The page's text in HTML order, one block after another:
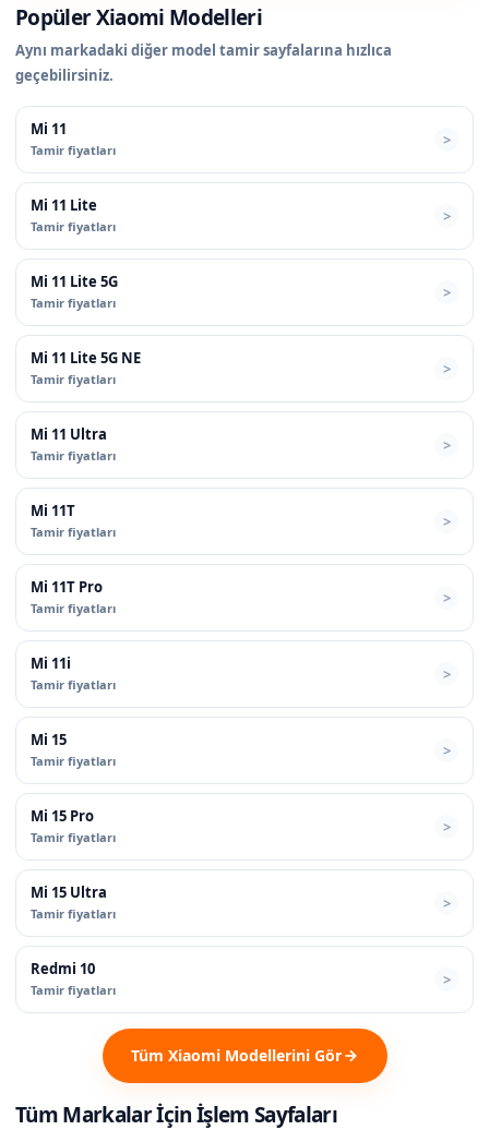
Popüler Xiaomi Modelleri
Aynı markadaki diğer model tamir sayfalarına hızlıca
geçebilirsiniz.
Mi 11
Tamir fiyatları
Mi 11 Lite
Tamir fiyatları
Mi 11 Lite 5G
Tamir fiyatları
Mi 11 Lite 5G NE
Tamir fiyatları
Mi 11 Ultra
Tamir fiyatları
Mi 11T
Tamir fiyatları
Mi 11T Pro
Tamir fiyatları
Mi 11i
Tamir fiyatları
Mi 15
Tamir fiyatları
Mi 15 Pro
Tamir fiyatları
Mi 15 Ultra
Tamir fiyatları
Redmi 10
Tamir fiyatları
Tüm Xiaomi Modellerini Gör
Tüm Markalar İçin İşlem Sayfaları